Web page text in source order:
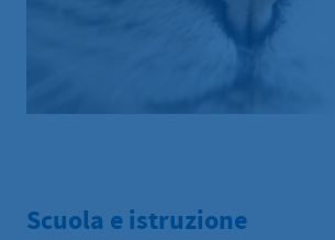
Scuola e istruzione